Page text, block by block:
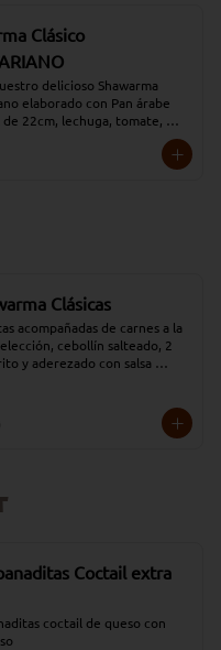
Clásico
delicioso Shawarma
elaborado con Pan árabe
de 22cm, lechuga, tomate,
Moros (salsa a base de
Clásicas
acompañadas de carnes a la
cebollín salteado, 2
y aderezado con salsa
Coctail extra
coctail de queso con